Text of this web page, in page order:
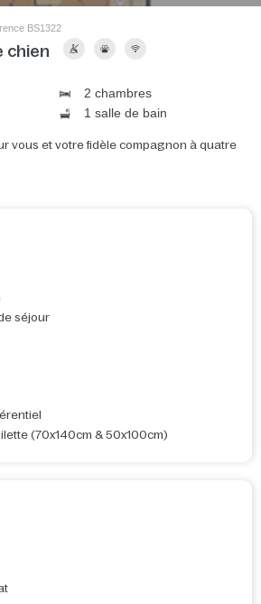
BS1322
chien
2 chambres
1 salle de bain
vous et votre fidèle compagnon à quatre
séjour
(70x140cm & 50x100cm)